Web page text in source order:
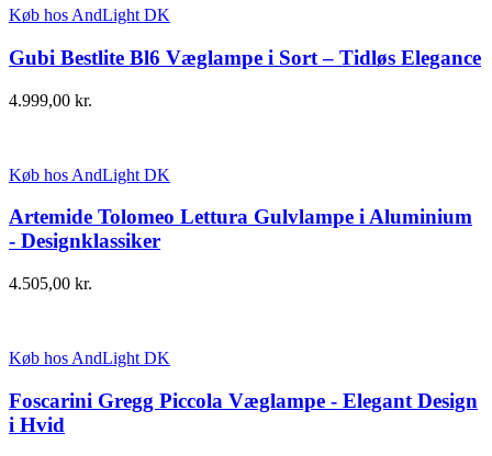
Køb hos AndLight DK
Gubi Bestlite Bl6 Væglampe i Sort – Tidløs Elegance
4.999,00 kr.
Køb hos AndLight DK
Artemide Tolomeo Lettura Gulvlampe i Aluminium
- Designklassiker
4.505,00 kr.
Køb hos AndLight DK
Foscarini Gregg Piccola Væglampe - Elegant Design
i Hvid